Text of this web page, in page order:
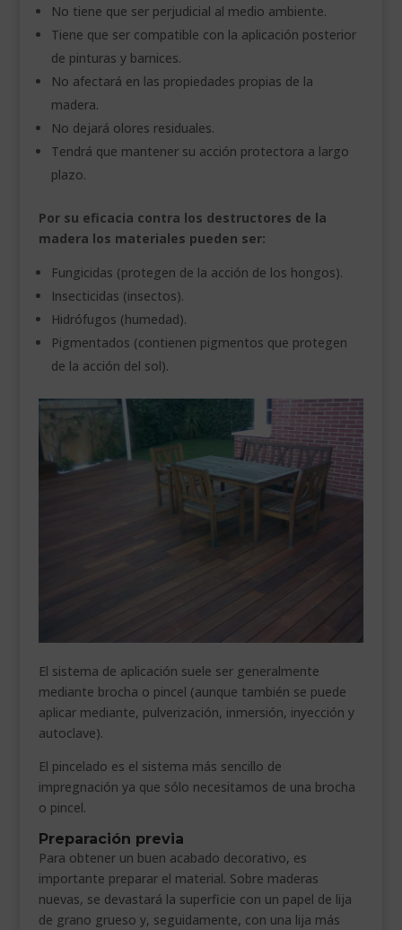
No tiene que ser perjudicial al medio ambiente.
Tiene que ser compatible con la aplicación posterior
de pinturas y barnices.
No afectará en las propiedades propias de la
madera.
No dejará olores residuales.
Tendrá que mantener su acción protectora a largo
plazo.
Por su eficacia contra los destructores de la
madera los materiales pueden ser:
Fungicidas (protegen de la acción de los hongos).
Insecticidas (insectos).
Hidrófugos (humedad).
Pigmentados (contienen pigmentos que protegen
de la acción del sol).
El sistema de aplicación suele ser generalmente
mediante brocha o pincel (aunque también se puede
aplicar mediante, pulverización, inmersión, inyección y
autoclave).
El pincelado es el sistema más sencillo de
impregnación ya que sólo necesitamos de una brocha
o pincel.
Preparación previa
Para obtener un buen acabado decorativo, es
importante preparar el material. Sobre maderas
nuevas, se devastará la superficie con un papel de lija
de grano grueso y, seguidamente, con una lija más